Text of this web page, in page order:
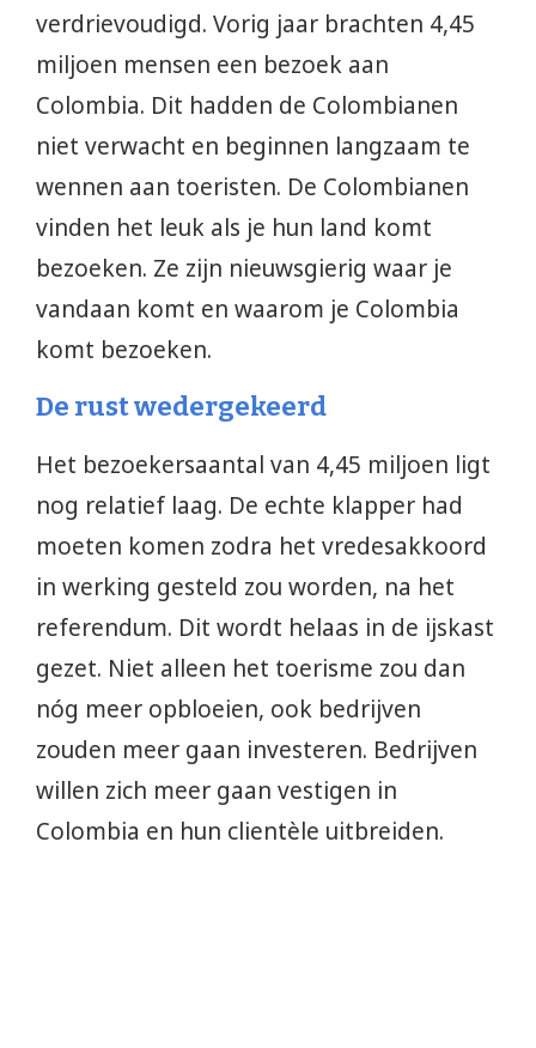
verdrievoudigd. Vorig jaar brachten 4,45
miljoen mensen een bezoek aan
Colombia. Dit hadden de Colombianen
niet verwacht en beginnen langzaam te
wennen aan toeristen. De Colombianen
vinden het leuk als je hun land komt
bezoeken. Ze zijn nieuwsgierig waar je
vandaan komt en waarom je Colombia
komt bezoeken.
De rust wedergekeerd
Het bezoekersaantal van 4,45 miljoen ligt
nog relatief laag. De echte klapper had
moeten komen zodra het vredesakkoord
in werking gesteld zou worden, na het
referendum. Dit wordt helaas in de ijskast
gezet. Niet alleen het toerisme zou dan
nóg meer opbloeien, ook bedrijven
zouden meer gaan investeren. Bedrijven
willen zich meer gaan vestigen in
Colombia en hun clientèle uitbreiden.